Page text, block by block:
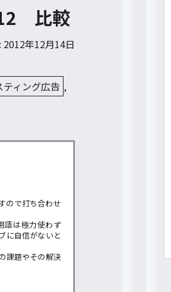
比較
2012年12月14日
ティング広告 ,
ので打ち合わせ
語は極力使わず
に自信がないと
課題やその解決